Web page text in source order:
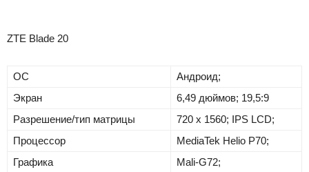
ZTE Blade 20
ОС
Андроид;
Экран
6,49 дюймов; 19,5:9
Разрешение/тип матрицы
720 x 1560; IPS LCD;
Процессор
MediaTek Helio P70;
Графика
Mali-G72;